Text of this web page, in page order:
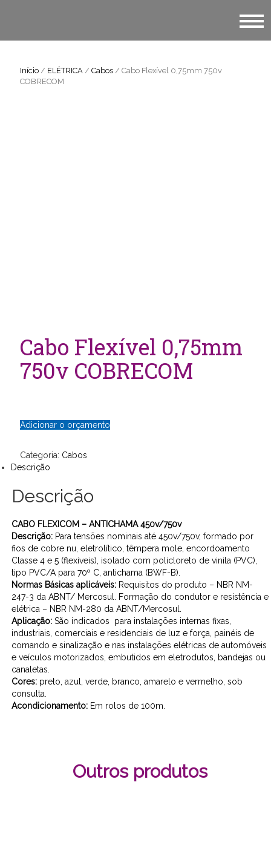
Início/ ELÉTRICA/ Cabos/ Cabo Flexível 0,75mm 750v
COBRECOM
Cabo Flexível 0,75mm
750v COBRECOM
Adicionar o orçamento
Categoria: Cabos
Descrição
Descrição
CABO FLEXICOM – ANTICHAMA 450v/750v
Descrição:Para tensões nominais até 450v/750v, formado por
fios de cobre nu, eletrolítico, têmpera mole, encordoamento
Classe 4 e 5 (flexíveis), isolado com policloreto de vinila (PVC),
tipo PVC/A para 70º C, antichama (BWF-B).
Normas Básicas aplicáveis:Requisitos do produto – NBR NM-
247-3 da ABNT/ Mercosul. Formação do condutor e resistência e
elétrica – NBR NM-280 da ABNT/Mercosul.
Aplicação:São indicados para instalações internas fixas,
industriais, comerciais e residenciais de luz e força, painéis de
comando e sinalização e nas instalações elétricas de automóveis
e veículos motorizados, embutidos em eletrodutos, bandejas ou
canaletas.
Cores:preto, azul, verde, branco, amarelo e vermelho, sob
consulta.
Acondicionamento:Em rolos de 100m.
Outros produtos